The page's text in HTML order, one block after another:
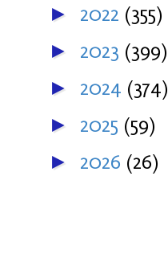
► 2022 (355)
► 2023 (399)
► 2024 (374)
► 2025 (59)
► 2026 (26)